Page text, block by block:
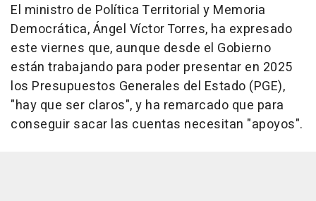
El ministro de Política Territorial y Memoria
Democrática, Ángel Víctor Torres, ha expresado
este viernes que, aunque desde el Gobierno
están trabajando para poder presentar en 2025
los Presupuestos Generales del Estado (PGE),
"hay que ser claros", y ha remarcado que para
conseguir sacar las cuentas necesitan "apoyos".